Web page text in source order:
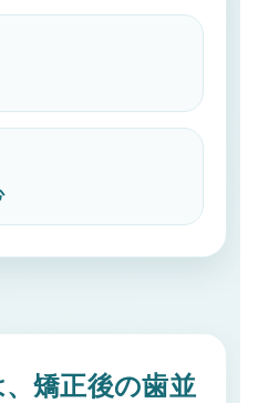
矯正後の歯並